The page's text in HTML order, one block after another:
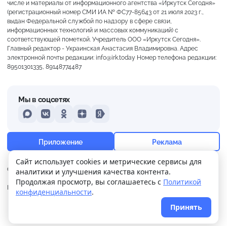
+20° Ощущается как +20
14 м/с 758 мм 93%
числе и материалы от информационного агентства «Иркутск Сегодня»
(регистрационный номер СМИ ИА № ФС77-85643 от 21 июля 2023 г.,
выдан Федеральной службой по надзору в сфере связи,
информационных технологий и массовых коммуникаций) с
соответствующей пометкой. Учредитель ООО «Иркутск Сегодня».
Главный редактор - Украинская Анастасия Владимировна. Адрес
электронной почты редакции: info@irk.today Номер телефона редакции:
89501301335, 89148774487
О нас Контакты Прислать новость
Реклама
Политика
конфиденциальности
Мы в соцсетях
MAXVKontakteOdnoklassniki
DzenYandex
Приложение Реклама
. Поддержка сайтаWPSUPPORT
Сайт использует cookies и метрические сервисы для
аналитики и улучшения качества контента.
Продолжая просмотр, вы соглашаетесь с Политикой
конфиденциальности.
Принять